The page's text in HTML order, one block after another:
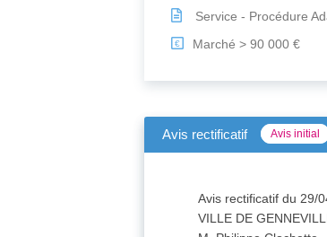
Service - Procédure
€ Marché > 90 000 €
Avis rectificatif Avis initial
Avis rectificatif du 29/
VILLE DE